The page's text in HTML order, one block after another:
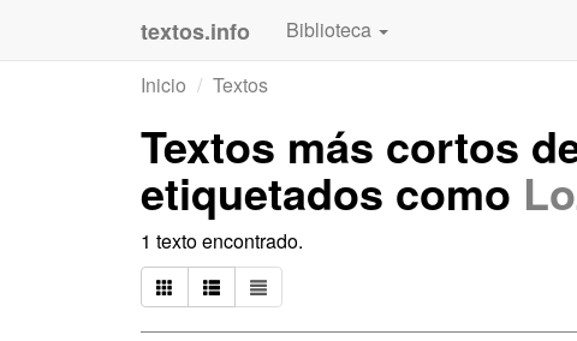
textos.info Biblioteca
Inicio
Textos
Textos más cortos
etiquetados como
1 texto encontrado.